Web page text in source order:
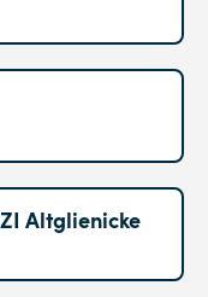
Altglienicke